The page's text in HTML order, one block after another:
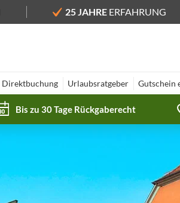
25 JAHRE ERFAHRUNG
Direktbuchung Urlaubsratgeber Gutschein
Bis zu 30 Tage Rückgaberecht